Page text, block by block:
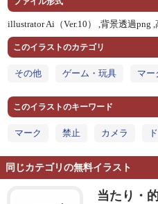
illustrator Ai（Ver.10） ,背景透過png ,
このイラストのカテゴリ
その他 ゲーム・玩具 マー
このイラストのキーワード
マーク 禁止 カメラ
同じカテゴリの無料イラスト
当たり・